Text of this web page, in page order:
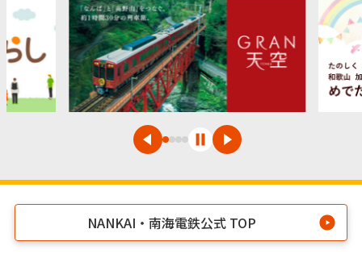
NANKAI・南海電鉄公式 TOP